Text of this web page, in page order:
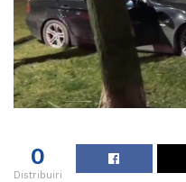
0
Distribuiri